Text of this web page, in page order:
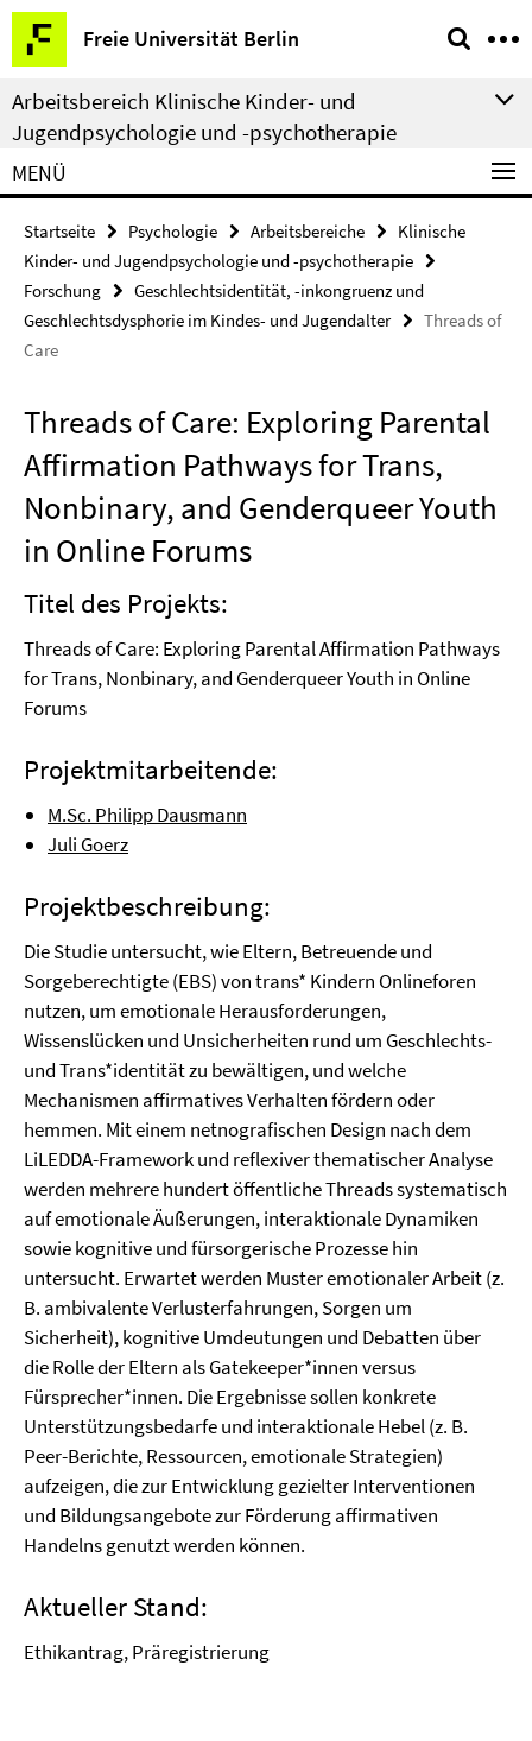
Springe
direkt
zu
Inhalt
Freie Universität Berlin
Service-
Navigation
Arbeitsbereich Klinische Kinder- und
Jugendpsychologie und -psychotherapie
MENÜ
Startseite Psychologie Arbeitsbereiche
Klinische
Kinder- und Jugendpsychologie und -psychotherapie
Forschung
Geschlechtsidentität, -inkongruenz und
Geschlechtsdysphorie im Kindes- und Jugendalter
Threads of
Care
Threads of Care: Exploring Parental
Affirmation Pathways for Trans,
Nonbinary, and Genderqueer Youth
in Online Forums
Titel des Projekts:
Threads of Care: Exploring Parental Affirmation Pathways
for Trans, Nonbinary, and Genderqueer Youth in Online
Forums
Projektmitarbeitende:
M.Sc. Philipp Dausmann
Juli Goerz
Projektbeschreibung:
Die Studie untersucht, wie Eltern, Betreuende und
Sorgeberechtigte (EBS) von trans* Kindern Onlineforen
nutzen, um emotionale Herausforderungen,
Wissenslücken und Unsicherheiten rund um Geschlechts-
und Trans*identität zu bewältigen, und welche
Mechanismen affirmatives Verhalten fördern oder
hemmen. Mit einem netnografischen Design nach dem
LiLEDDA-Framework und reflexiver thematischer Analyse
werden mehrere hundert öffentliche Threads systematisch
auf emotionale Äußerungen, interaktionale Dynamiken
sowie kognitive und fürsorgerische Prozesse hin
untersucht. Erwartet werden Muster emotionaler Arbeit (z.
B. ambivalente Verlusterfahrungen, Sorgen um
Sicherheit), kognitive Umdeutungen und Debatten über
die Rolle der Eltern als Gatekeeper*innen versus
Fürsprecher*innen. Die Ergebnisse sollen konkrete
Unterstützungsbedarfe und interaktionale Hebel (z. B.
Peer-Berichte, Ressourcen, emotionale Strategien)
aufzeigen, die zur Entwicklung gezielter Interventionen
und Bildungsangebote zur Förderung affirmativen
Handelns genutzt werden können.
Aktueller Stand:
Ethikantrag, Präregistrierung